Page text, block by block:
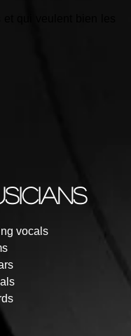
qui veulent bien les
vocals